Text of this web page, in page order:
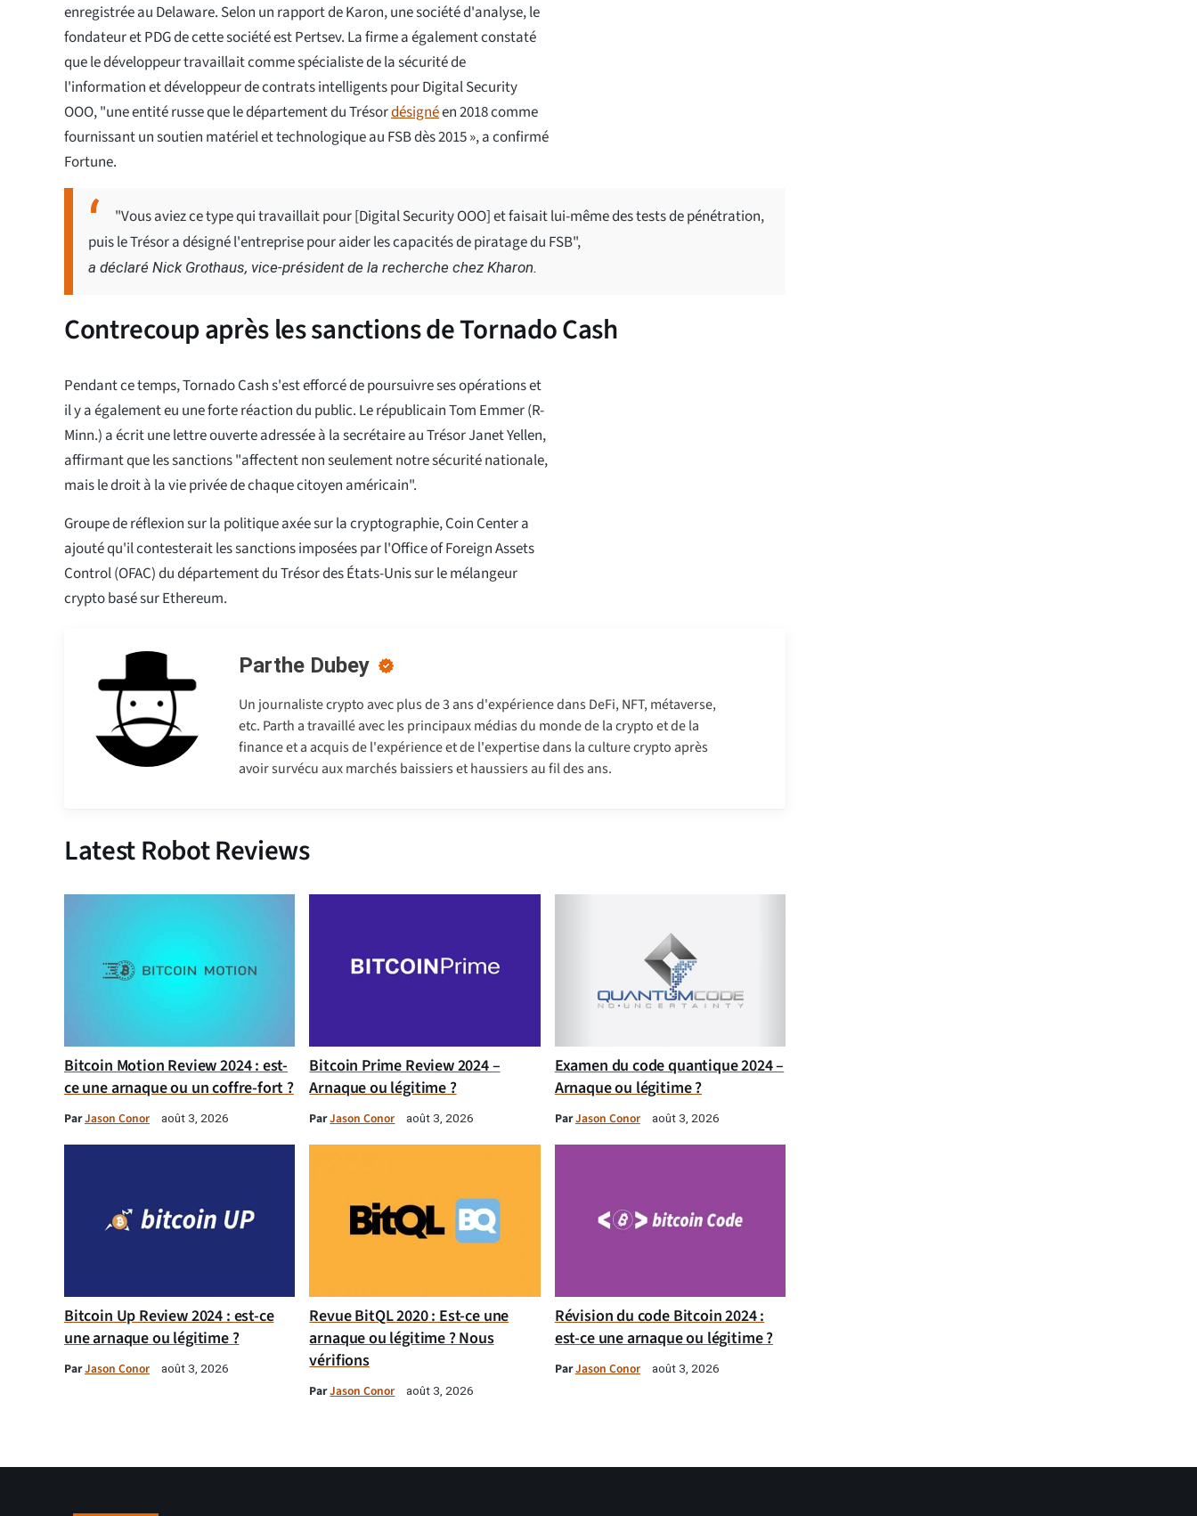
enregistrée au Delaware. Selon un rapport de Karon, une société d'analyse, le
fondateur et PDG de cette société est Pertsev. La firme a également constaté
que le développeur travaillait comme spécialiste de la sécurité de
l'information et développeur de contrats intelligents pour Digital Security
OOO, "une entité russe que le département du Trésordésignéen 2018 comme
fournissant un soutien matériel et technologique au FSB dès 2015 », a confirmé
Fortune.
"Vous aviez ce type qui travaillait pour [Digital Security OOO] et faisait lui-même des tests de pénétration,
puis le Trésor a désigné l'entreprise pour aider les capacités de piratage du FSB",
a déclaré Nick Grothaus, vice-président de la recherche chez Kharon.
Contrecoup après les sanctions de Tornado Cash
Pendant ce temps, Tornado Cash s'est efforcé de poursuivre ses opérations et
il y a également eu une forte réaction du public. Le républicain Tom Emmer (R-
Minn.) a écrit une lettre ouverte adressée à la secrétaire au Trésor Janet Yellen,
affirmant que les sanctions "affectent non seulement notre sécurité nationale,
mais le droit à la vie privée de chaque citoyen américain".
Groupe de réflexion sur la politique axée sur la cryptographie, Coin Center a
ajouté qu'il contesterait les sanctions imposées par l'Office of Foreign Assets
Control (OFAC) du département du Trésor des États-Unis sur le mélangeur
crypto basé sur Ethereum.
Parthe Dubey
Un journaliste crypto avec plus de 3 ans d'expérience dans DeFi, NFT, métaverse,
etc. Parth a travaillé avec les principaux médias du monde de la crypto et de la
finance et a acquis de l'expérience et de l'expertise dans la culture crypto après
avoir survécu aux marchés baissiers et haussiers au fil des ans.
Latest Robot Reviews
Bitcoin Motion Review 2024 : est-
ce une arnaque ou un coffre-fort ?
ParJason Conor août 3, 2026
Bitcoin Prime Review 2024 –
Arnaque ou légitime ?
ParJason Conor août 3, 2026
Examen du code quantique 2024 –
Arnaque ou légitime ?
ParJason Conor août 3, 2026
Bitcoin Up Review 2024 : est-ce
une arnaque ou légitime ?
ParJason Conor août 3, 2026
Revue BitQL 2020 : Est-ce une
arnaque ou légitime ? Nous
vérifions
ParJason Conor août 3, 2026
Révision du code Bitcoin 2024 :
est-ce une arnaque ou légitime ?
ParJason Conor août 3, 2026